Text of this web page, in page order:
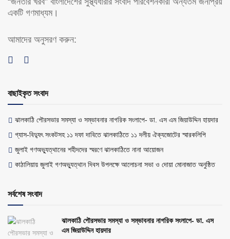
একটি গণমাধ্যম।
আমাদের অনুসরণ করুন:
বাছাইকৃত সংবাদ
ঝালকাঠি পৌরসভার সমস্যা ও সম্ভাবনার নাগরিক সংলাপে- ডা. এস এম জিয়াউদ্দিন হায়দার
গ্যাস-বিদ্যুৎ সংকটসহ ১১ দফা দাবিতে ঝালকাঠিতে ১১ দলীয় ঐক্যজোটের স্মারকলিপি
জুলাই গণঅভ্যুত্থানের শহীদদের স্মরণে ঝালকাঠিতে নানা আয়োজন
কাঠালিয়ায় জুলাই গণঅভ্যুত্থান দিবস উপলক্ষে আলোচনা সভা ও দোয়া মোনাজাত অনুষ্ঠিত
সর্বশেষ সংবাদ
ঝালকাঠি পৌরসভার সমস্যা ও সম্ভাবনার নাগরিক সংলাপে- ডা. এস
এম জিয়াউদ্দিন হায়দার